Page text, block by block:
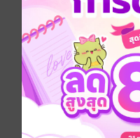
อยากได้ ซื้อเป็นขอ
หนังสือพิมพ์ข่าวสด วันศุ
ประเภทไฟล์